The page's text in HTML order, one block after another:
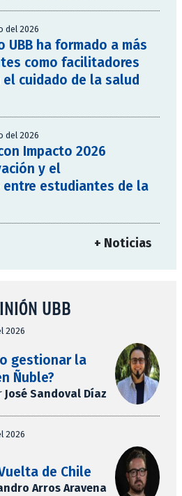
del 2026
UBB ha formado a más
como facilitadores
cuidado de la salud
del 2026
Impacto 2026
y el
entre estudiantes de la
+ Noticias
UBB
2026
gestionar la
Ñuble?
José Sandoval Díaz
2026
de Chile
Arros Aravena